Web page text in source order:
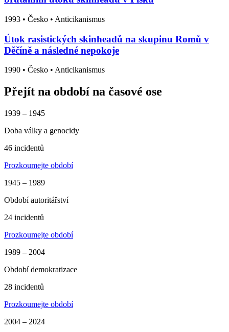
1993 • Česko • Anticikanismus
Útok rasistických skinheadů na skupinu Romů v
Děčíně a následné nepokoje
1990 • Česko • Anticikanismus
Přejít na období na časové ose
1939 – 1945
Doba války a genocidy
46 incidentů
Prozkoumejte období
1945 – 1989
Období autoritářství
24 incidentů
Prozkoumejte období
1989 – 2004
Období demokratizace
28 incidentů
Prozkoumejte období
2004 – 2024